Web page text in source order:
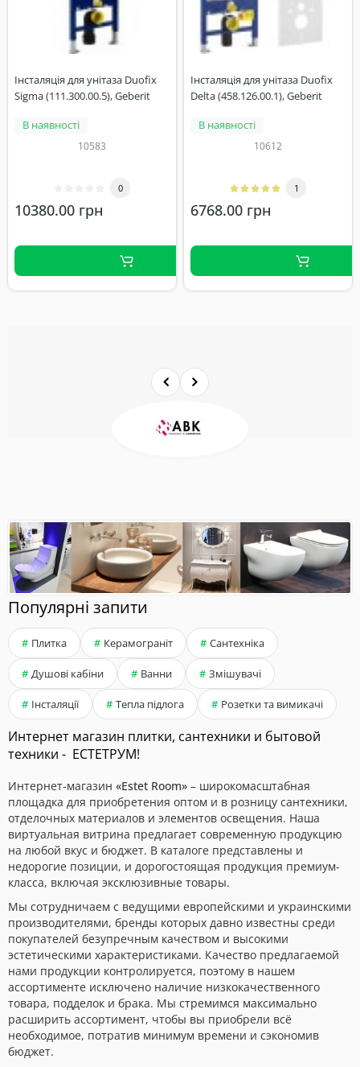
Інсталяція для унітаза Duofix
Sigma (111.300.00.5), Geberit
В наявності
10583
0
10380.00 грн
Інсталяція для унітаза Duofix
Delta (458.126.00.1), Geberit
В наявності
10612
1
6768.00 грн
Популярні запити
Плитка Керамограніт Сантехніка
Душові кабіни Ванни Змішувачі
Інсталяції Тепла підлога Розетки та вимикачі
Интернет магазин плитки, сантехники и бытовой
техники - ЕСТЕТРУМ!
Интернет-магазин «Estet Room» – широкомасштабная
площадка для приобретения оптом и в розницу сантехники,
отделочных материалов и элементов освещения. Наша
виртуальная витрина предлагает современную продукцию
на любой вкус и бюджет. В каталоге представлены и
недорогие позиции, и дорогостоящая продукция премиум-
класса, включая эксклюзивные товары.
Мы сотрудничаем с ведущими европейскими и украинскими
производителями, бренды которых давно известны среди
покупателей безупречным качеством и высокими
эстетическими характеристиками. Качество предлагаемой
нами продукции контролируется, поэтому в нашем
ассортименте исключено наличие низкокачественного
товара, подделок и брака. Мы стремимся максимально
расширить ассортимент, чтобы вы приобрели всё
необходимое, потратив минимум времени и сэкономив
бюджет.